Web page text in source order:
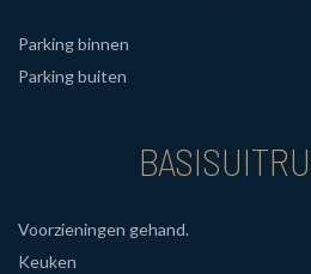
Parking binnen
Parking buiten
Voorzieningen gehand.
Keuken